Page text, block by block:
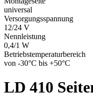
universal
Versorgungsspannung
12/24 V
Nennleistung
0,4/1 W
Betriebstemperaturbereich
von -30°C bis +50°C
LD 410